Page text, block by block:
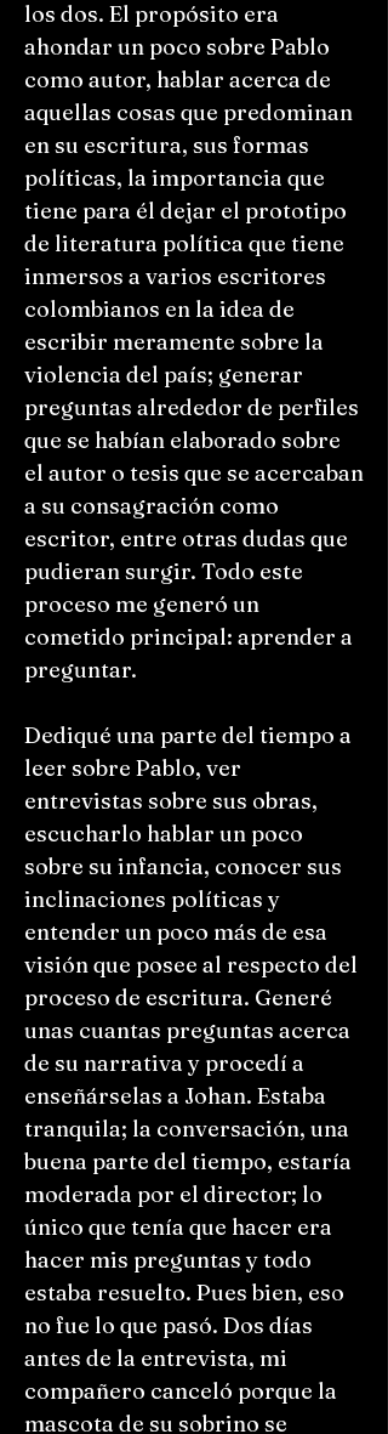
los dos. El propósito era
ahondar un poco sobre Pablo
como autor, hablar acerca de
aquellas cosas que predominan
en su escritura, sus formas
políticas, la importancia que
tiene para él dejar el prototipo
de literatura política que tiene
inmersos a varios escritores
colombianos en la idea de
escribir meramente sobre la
violencia del país; generar
preguntas alrededor de perfiles
que se habían elaborado sobre
el autor o tesis que se acercaban
a su consagración como
escritor, entre otras dudas que
pudieran surgir. Todo este
proceso me generó un
cometido principal: aprender a
preguntar.
Dediqué una parte del tiempo a
leer sobre Pablo, ver
entrevistas sobre sus obras,
escucharlo hablar un poco
sobre su infancia, conocer sus
inclinaciones políticas y
entender un poco más de esa
visión que posee al respecto del
proceso de escritura. Generé
unas cuantas preguntas acerca
de su narrativa y procedí a
enseñárselas a Johan. Estaba
tranquila; la conversación, una
buena parte del tiempo, estaría
moderada por el director; lo
único que tenía que hacer era
hacer mis preguntas y todo
estaba resuelto. Pues bien, eso
no fue lo que pasó. Dos días
antes de la entrevista, mi
compañero canceló porque la
mascota de su sobrino se